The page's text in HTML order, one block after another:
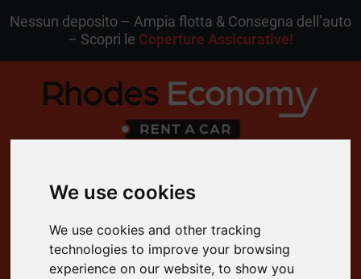
Nessun deposito – Ampia flotta & Consegna dell’auto
– Scopri le Coperture Assicurative!
Mia Prenotazione
We use cookies
We use cookies and other tracking
technologies to improve your browsing
experience on our website, to show you